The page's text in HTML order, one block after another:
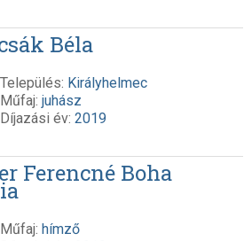
Béla
Település: Királyhelmec
Műfaj: juhász
Díjazási év: 2019
Ferencné Boha
Műfaj: hímző